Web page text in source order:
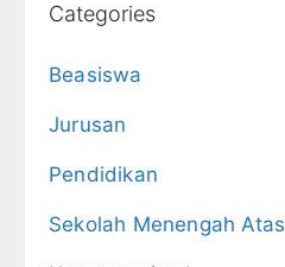
Categories
Beasiswa
Jurusan
Pendidikan
Sekolah Menengah Atas